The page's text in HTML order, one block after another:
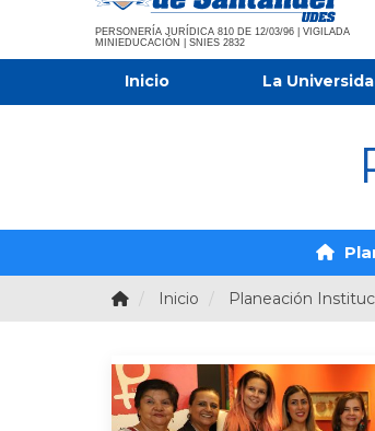
PERSONERÍA JURÍDICA 810 DE 12/03/96 | VIGILADA
MINIEDUCACIÓN | SNIES 2832
Inicio La
Inicio Planeación